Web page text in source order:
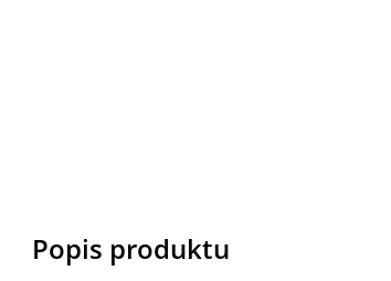
Popis produktu